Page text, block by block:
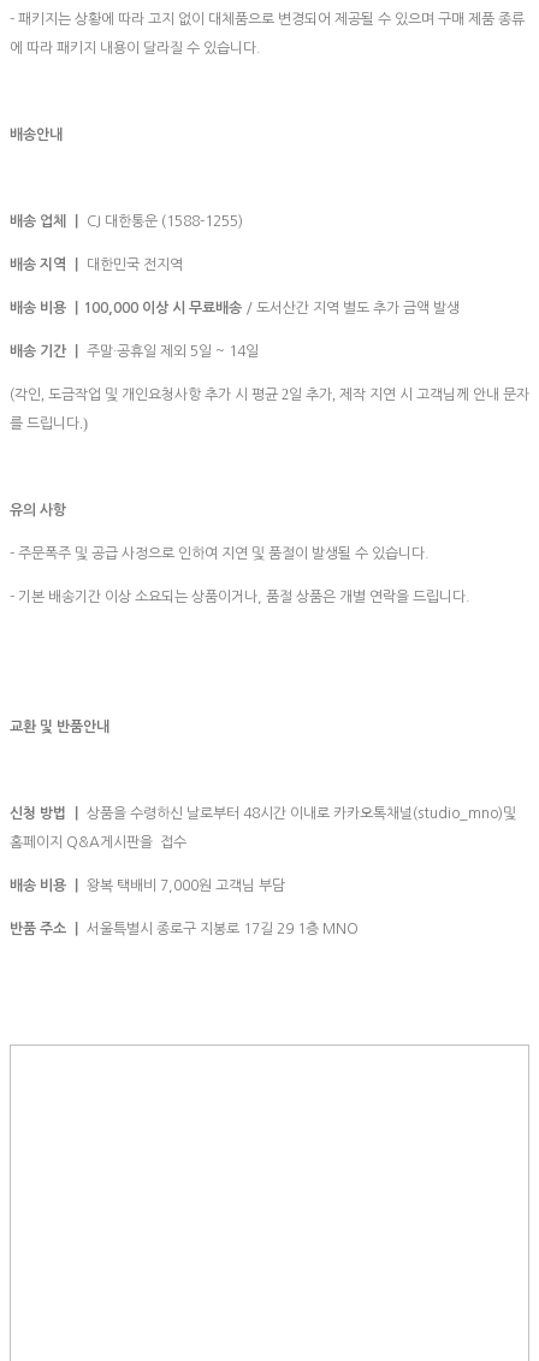
- 패키지는 상황에 따라 고지 없이 대체품으로 변경되어 제공될 수 있으며 구매 제품 종류
에 따라 패키지 내용이 달라질 수 있습니다.
배송안내
배송 업체 ㅣ CJ 대한통운 (1588-1255)
배송 지역 ㅣ 대한민국 전지역
배송 비용 ㅣ100,000 이상 시 무료배송 / 도서산간 지역 별도 추가 금액 발생
배송 기간 ㅣ 주말·공휴일 제외 5일 ~ 14일
(각인, 도금작업 및 개인요청사항 추가 시 평균 2일 추가, 제작 지연 시 고객님께 안내 문자
를 드립니다.)
유의 사항
- 주문폭주 및 공급 사정으로 인하여 지연 및 품절이 발생될 수 있습니다.
- 기본 배송기간 이상 소요되는 상품이거나, 품절 상품은 개별 연락을 드립니다.
교환 및 반품안내
신청 방법 ㅣ 상품을 수령하신 날로부터 48시간 이내로 카카오톡채널(studio_mno)및
홈페이지 Q&A게시판을 접수
배송 비용 ㅣ 왕복 택배비 7,000원 고객님 부담
반품 주소 ㅣ 서울특별시 종로구 지봉로 17길 29 1층 MNO